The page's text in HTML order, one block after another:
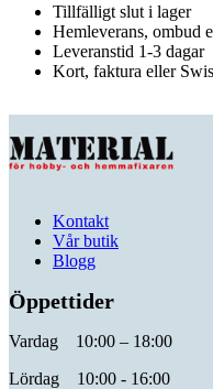
Tillfälligt slut i lager
Hemleverans, ombud
Leveranstid 1-3 dagar
Kort, faktura eller
Kontakt
Vår butik
Blogg
Öppettider
Vardag 10:00 – 18:00
Lördag 10:00 - 16:00